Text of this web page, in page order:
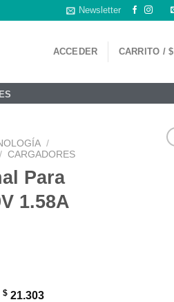
Newsletter
ACCEDER CARRITO /$
/
/ CARGADORES
Para
1.58A
$ 21.303